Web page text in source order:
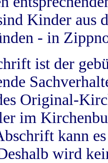
Kinder aus
- in
ist der
Original-
im
kann
wird